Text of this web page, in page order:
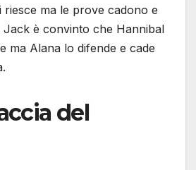
riesce ma le prove cadono e
è convinto che Hannibal
ma Alana lo difende e cade
del